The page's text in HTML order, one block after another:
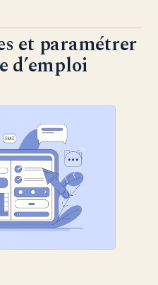
et paramétrer
d’emploi